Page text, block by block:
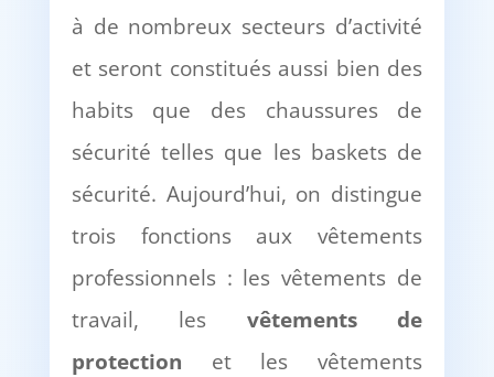
à de nombreux secteurs d’activité
et seront constitués aussi bien des
habits que des chaussures de
sécurité telles que les baskets de
sécurité. Aujourd’hui, on distingue
trois fonctions aux vêtements
professionnels : les vêtements de
travail, les vêtements de
protection et les vêtements